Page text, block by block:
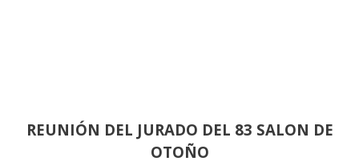
REUNIÓN DEL JURADO DEL 83 SALON DE
OTOÑO